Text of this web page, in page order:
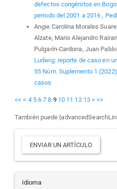
defectos congénitos en
periodo del 2001 a 2016,
Angie Carolina Morales
Alzate, Mario Alejandro
Pulgarín-Cardona, Juan
Ludwig: reporte de caso en
55 Núm. Suplemento 1
casos
<< < 4 5 6 7 8 9 10 11 12 13 > >>
También puede
Enviar
un
ENVIAR UN ARTÍCULO
Idioma